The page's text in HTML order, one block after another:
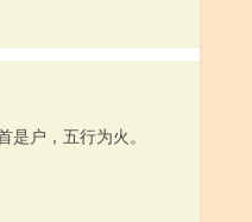
是户，五行为火。